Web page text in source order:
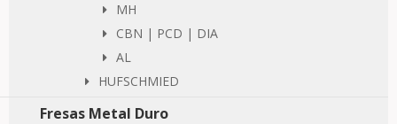
MH
CBN | PCD | DIA
AL
HUFSCHMIED
Fresas Metal Duro